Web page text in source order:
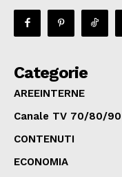
Categorie
AREEINTERNE
Canale TV 70/80/90
CONTENUTI
ECONOMIA